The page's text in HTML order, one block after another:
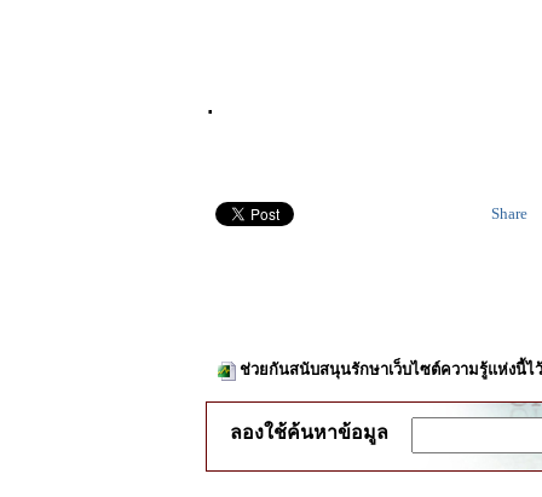
.
Share
ช่วยกันสนับสนุนรักษาเว็บไซต์ความรู้แห่งนี้
ลองใช้ค้นหาข้อมูล